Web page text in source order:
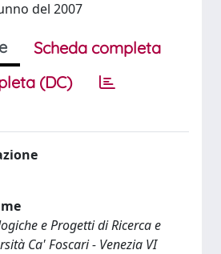
del 2007
Scheda completa
(DC)
e Progetti di Ricerca e
Ca' Foscari - Venezia VI